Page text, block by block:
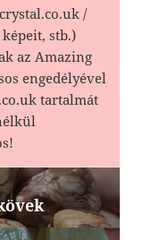
/
stb.)
az Amazing
engedélyével
tartalmát